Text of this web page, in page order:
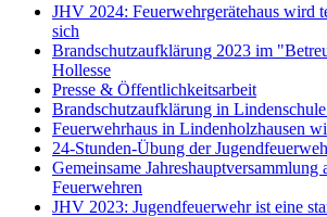
JHV 2024: Feuerwehrgerätehaus wird
sich
Brandschutzaufklärung 2023 im
Hollesse
Presse & Öffentlichkeitsarbeit
Brandschutzaufklärung in
Feuerwehrhaus in Lindenholzhausen
24-Stunden-Übung der
Gemeinsame
Feuerwehren
JHV 2023: Jugendfeuerwehr ist eine